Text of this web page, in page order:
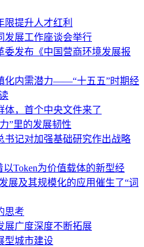
限提升人才红利
发展工作座谈会举行
委发布《中国营商环境发展报
化内需潜力——“十五五”时期经
体，首个中央文件来了
”里的发展韧性
书记对加强基础研究作出战略
以Token为价值载体的新型经
展及其规模化的应用催生了“词
思考
展广度深度不断拓展
型城市建设